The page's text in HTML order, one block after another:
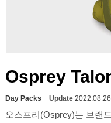
Osprey
Day Packs Update 2022.08.26
오스프리(Osprey)는 브랜